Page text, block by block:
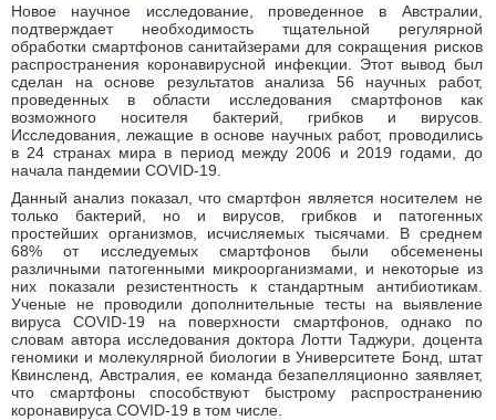
Новое научное исследование, проведенное в Австралии,
подтверждает необходимость тщательной регулярной
обработки смартфонов санитайзерами для сокращения рисков
распространения коронавирусной инфекции. Этот вывод был
сделан на основе результатов анализа 56 научных работ,
проведенных в области исследования смартфонов как
возможного носителя бактерий, грибков и вирусов.
Исследования, лежащие в основе научных работ, проводились
в 24 странах мира в период между 2006 и 2019 годами, до
начала пандемии COVID-19.
Данный анализ показал, что смартфон является носителем не
только бактерий, но и вирусов, грибков и патогенных
простейших организмов, исчисляемых тысячами. В среднем
68% от исследуемых смартфонов были обсеменены
различными патогенными микроорганизмами, и некоторые из
них показали резистентность к стандартным антибиотикам.
Ученые не проводили дополнительные тесты на выявление
вируса COVID-19 на поверхности смартфонов, однако по
словам автора исследования доктора Лотти Таджури, доцента
геномики и молекулярной биологии в Университете Бонд, штат
Квинсленд, Австралия, ее команда безапелляционно заявляет,
что смартфоны способствуют быстрому распространению
коронавируса COVID-19 в том числе.